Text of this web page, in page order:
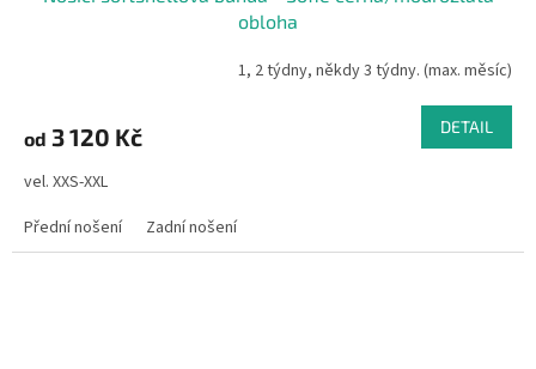
obloha
1, 2 týdny, někdy 3 týdny. (max. měsíc)
od 3 120 Kč DETAIL
vel. XXS-XXL
Přední nošení
Zadní nošení